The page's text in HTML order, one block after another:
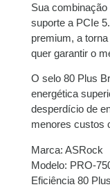
5x de R$
juros
juros
7x deR$
juros
8x deR$
juros
Sua
suporte a PCIe
premium, a
quer garantir o
O selo 80 Plus
energética
desperdício de
menores custos
Marca: ASRock
Modelo: PRO-
Eficiência 80